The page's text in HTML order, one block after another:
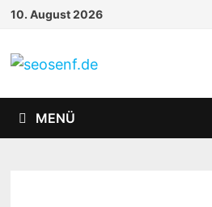
Zurück
Inhalt
10. August 2026
MENÜ